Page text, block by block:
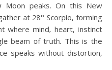
Moon peaks. On this New
at 28° Scorpio, forming
where mind, heart, instinct
beam of truth. This is the
speaks without distortion,